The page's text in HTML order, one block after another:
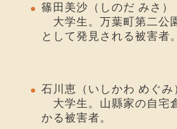
篠田美沙（しのだ みさ）
大学生。万葉町第二公
として発見される被害者。
石川恵（いしかわ めぐみ
大学生。山縣家の自宅
かる被害者。